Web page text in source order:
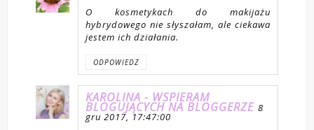
O kosmetykach do makijażu
hybrydowego nie słyszałam, ale ciekawa
jestem ich działania.
ODPOWIEDZ
KAROLINA - WSPIERAM
BLOGUJĄCYCH NA BLOGGERZE 8
gru 2017, 17:47:00